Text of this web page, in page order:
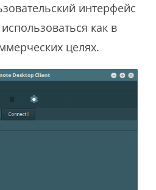
интерфейс
как в
целях.